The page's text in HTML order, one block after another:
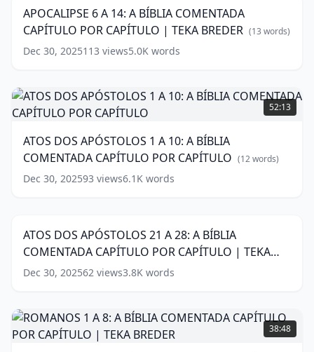
|
TEKA
BREDER (13
words)
A
BÍBLIA
COMENTADA
CAPÍTULO
CAPÍTULO
|
TEKA
words)
APOCALIPSE 6 A 14: A BÍBLIA COMENTADA
CAPÍTULO POR CAPÍTULO | TEKA BREDER (13 words)
Dec 30, 2025113 views5.0K words
ATOS
DOS
APÓSTOLOS
A
10:
A
BÍBLIA
POR
CAPÍTULO
words)
52:13
ATOS DOS APÓSTOLOS 1 A 10: A BÍBLIA
COMENTADA CAPÍTULO POR CAPÍTULO (12words)
Dec 30, 202593 views6.1K words
ATOS
A
28:
A
BÍBLIA
CAPÍTULO
POR
CAPÍTULO
ATOS DOS APÓSTOLOS 21 A 28: A BÍBLIA
COMENTADA CAPÍTULO POR CAPÍTULO | TEKA
BREDER (15words)
Dec 30, 202562 views3.8K words
ROMANOS
1
A
38:48